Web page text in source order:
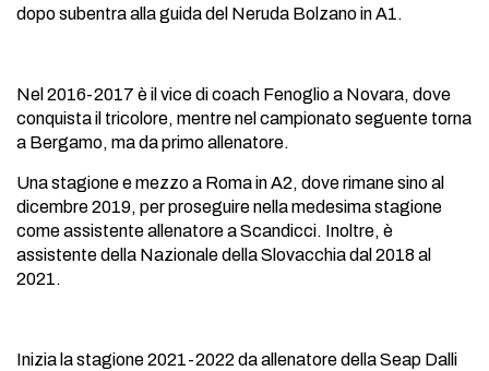
dopo subentra alla guida del Neruda Bolzano in A1.
Nel 2016-2017 è il vice di coach Fenoglio a Novara, dove
conquista il tricolore, mentre nel campionato seguente torna
a Bergamo, ma da primo allenatore.
Una stagione e mezzo a Roma in A2, dove rimane sino al
dicembre 2019, per proseguire nella medesima stagione
come assistente allenatore a Scandicci. Inoltre, è
assistente della Nazionale della Slovacchia dal 2018 al
2021.
Inizia la stagione 2021-2022 da allenatore della Seap Dalli